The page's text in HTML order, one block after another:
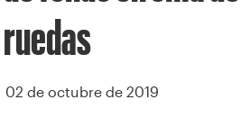
ruedas
02 de octubre de 2019